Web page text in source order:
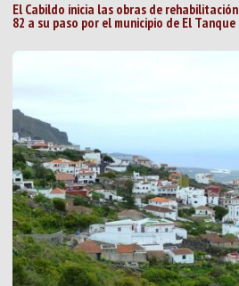
El Cabildo inicia las obras de
82 a su paso por el municipio de El Tanque